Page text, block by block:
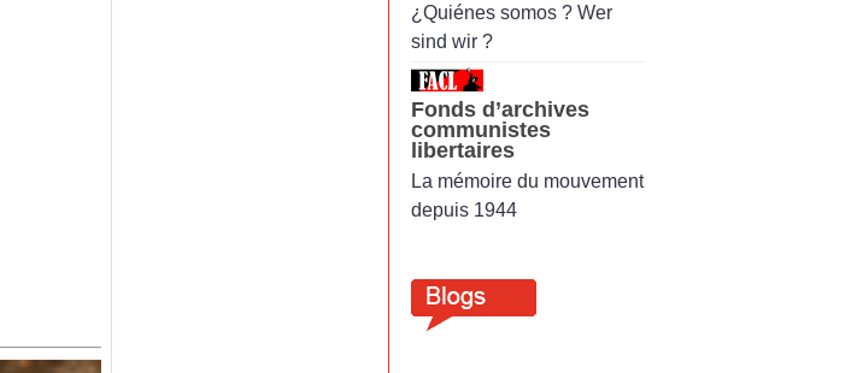
¿Quiénes somos ? Wer
sind wir ?
Fonds d’archives
communistes
libertaires
La mémoire du mouvement
depuis 1944